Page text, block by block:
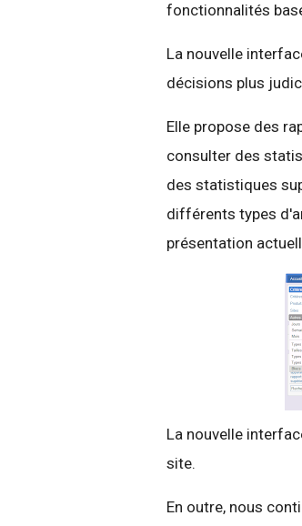
fonctionnalités
La nouvelle
décisions plus
Elle propose des
consulter des
des statistiques
différents types
présentation
La nouvelle
site.
En outre, nous